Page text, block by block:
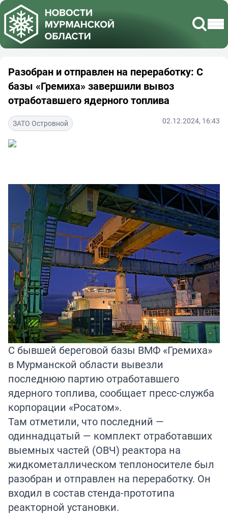
Разобран и отправлен на переработку: С
базы «Гремиха» завершили вывоз
отработавшего ядерного топлива
ЗАТО Островной 02.12.2024, 16:43
С бывшей береговой базы ВМФ «Гремиха»
в Мурманской области вывезли
последнюю партию отработавшего
ядерного топлива, сообщает пресс-служба
корпорации «Росатом».
Там отметили, что последний —
одиннадцатый — комплект отработавших
выемных частей (ОВЧ) реактора на
жидкометаллическом теплоносителе был
разобран и отправлен на переработку. Он
входил в состав стенда-прототипа
реакторной установки.